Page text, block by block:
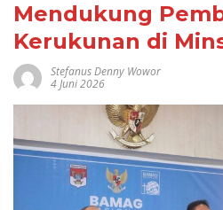
Mendukung
Kerukunan di
Stefanus Denny Wowor
4 Juni 2026